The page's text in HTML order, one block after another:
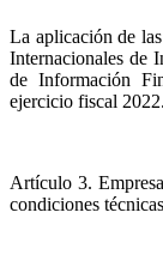
La aplicación de
Internacionales de
de Información
ejercicio fiscal 2022.
Artículo 3.
condiciones